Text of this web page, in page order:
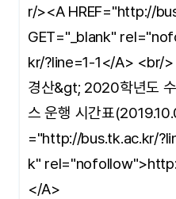
r/><A HREF="http://
GET="_blank"
kr/?line=1-1</A> <br/
경산&gt; 2020학년도
스 운행 시간표
="http://bus.tk.ac.kr/
k"
</A>